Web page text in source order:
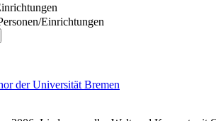
Einrichtungen
der Universität Bremen